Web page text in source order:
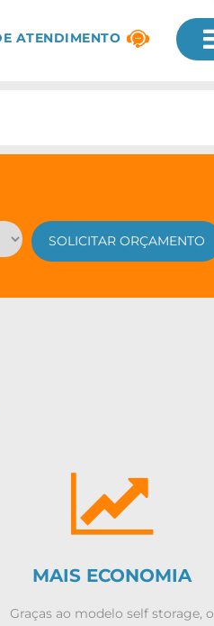
ATENDIMENTO
MAIS ECONOMIA
Graças ao modelo self storage, o